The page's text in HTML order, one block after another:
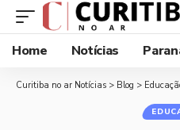
Home
Notícias
Curitiba no ar Notícias > Blog >